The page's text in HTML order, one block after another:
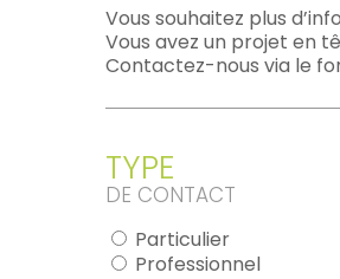
Vous souhaitez plus
Vous avez un projet en
Contactez-nous via le
TYPE
DE CONTACT
Particulier
Professionnel